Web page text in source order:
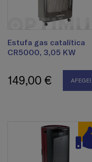
Estufa gas catalítica
CR5000, 3,05 KW
149,00 €